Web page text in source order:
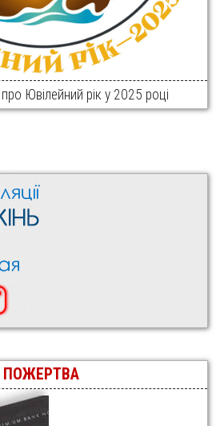
Ювілейний рік у 2025 році
ПОЖЕРТВА